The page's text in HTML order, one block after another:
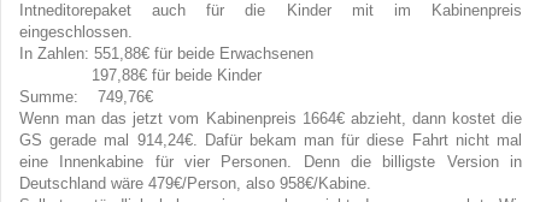
Intneditorepaket auch für die Kinder mit im Kabinenpreis
eingeschlossen.
In Zahlen: 551,88€ für beide Erwachsenen
197,88€ für beide Kinder
Summe: 749,76€
Wenn man das jetzt vom Kabinenpreis 1664€ abzieht, dann kostet die
GS gerade mal 914,24€. Dafür bekam man für diese Fahrt nicht mal
eine Innenkabine für vier Personen. Denn die billigste Version in
Deutschland wäre 479€/Person, also 958€/Kabine.